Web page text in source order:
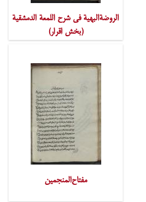
الروضةالبهیة فی شرح اللمعة الدمشقیة
(بخش اقرار)
مفتاح‌المنجمین